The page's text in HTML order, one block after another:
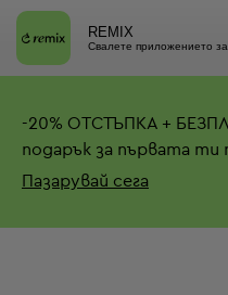
REMIX
Свалете приложението
-20% ОТСТЪПКА +
подарък за първата ти
Пазарувай сега